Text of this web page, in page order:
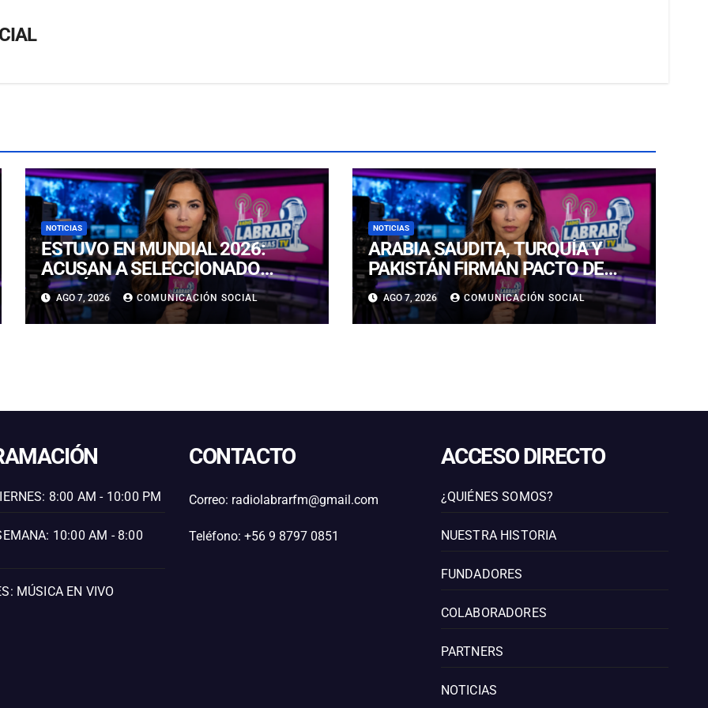
NOTICIAS
ESTUVO EN MUNDIAL 2026:
ACUSAN A SELECCIONADO
INGLÉS IVAN TONEY DE
AGRESIÓN EN LONDRES
AGO 7, 2026 COMUNICACIÓN SOCIAL
NOTICIAS
ARABIA SAUDITA, TURQUÍA Y
PAKISTÁN FIRMAN PACTO DE
DEFENSA EN MEDIO DE
ESCALADA EN MEDIO ORIENTE
AGO 7, 2026 COMUNICACIÓN SOCIAL
8:00 AM - 10:00 PM
10:00 AM - 8:00
MÚSICA EN VIVO
CONTACTO
Correo: radiolabrarfm@gmail.com
Teléfono: +56 9 8797 0851
ACCESO DIRECTO
¿QUIÉNES SOMOS?
NUESTRA HISTORIA
FUNDADORES
COLABORADORES
PARTNERS
NOTICIAS